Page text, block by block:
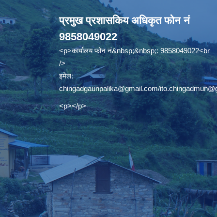
प्रमुख प्रशासकिय अधिकृत फोन नं
9858049022
<p>कार्यालय फोन नं&nbsp;&nbsp;: 9858049022<br
/>
इमेल:
chingadgaunpalika@gmail.com/
<p></p>